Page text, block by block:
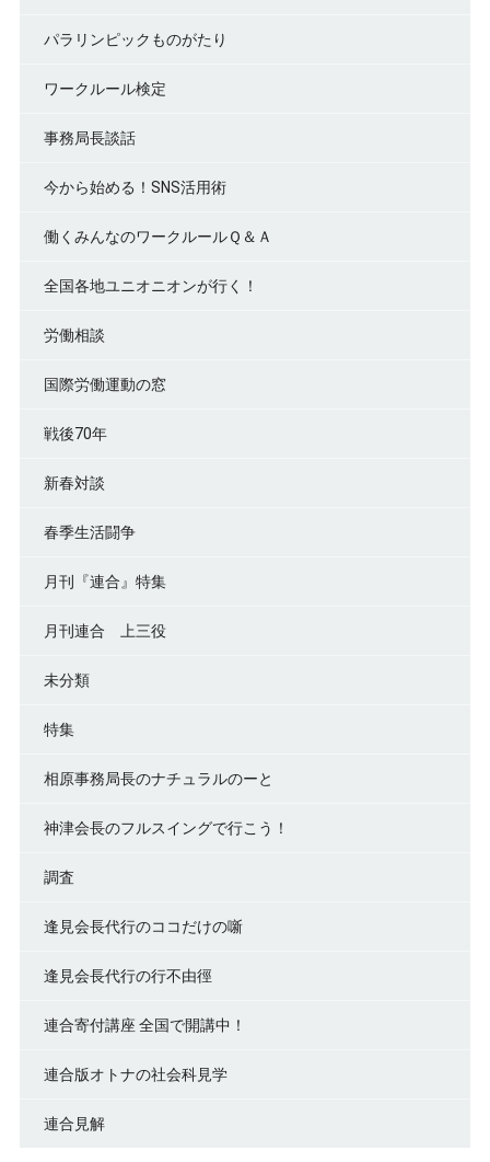
パラリンピックものがたり
ワークルール検定
事務局長談話
今から始める！SNS活用術
働くみんなのワークルールＱ＆Ａ
全国各地ユニオニオンが行く！
労働相談
国際労働運動の窓
戦後70年
新春対談
春季生活闘争
月刊『連合』特集
月刊連合 上三役
未分類
特集
相原事務局長のナチュラルのーと
神津会長のフルスイングで行こう！
調査
逢見会長代行のココだけの噺
逢見会長代行の行不由徑
連合寄付講座 全国で開講中！
連合版オトナの社会科見学
連合見解